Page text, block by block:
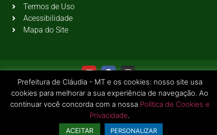
Termos de Uso
Acessibilidade
Mapa do Site
© 2026 Todos os Direitos Reservados | Prefeitura Municipal de Cláudia - MT
Prefeitura de Cláudia - MT e os cookies: nosso site usa
cookies para melhorar a sua experiência de navegação. Ao
continuar você concorda com a nossa Política de Cookies e
Privacidade.
ACEITAR PERSONALIZAR